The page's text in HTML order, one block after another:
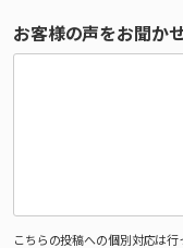
お客様の声をお聞か
こちらの投稿への個別対応は